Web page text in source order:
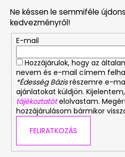
Ne késsen le semmiféle
kedvezményről!
E-mail
Hozzájárulok, hogy az
nevem és e-mail címem
*Édesség Bázisrészemre e-
ajánlatokat küldjön.
tájékoztatót elolvastam.
hozzájárulásom bármikor
FELIRATKOZÁS